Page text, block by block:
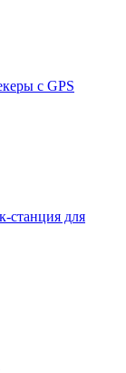
с GPS
станция для